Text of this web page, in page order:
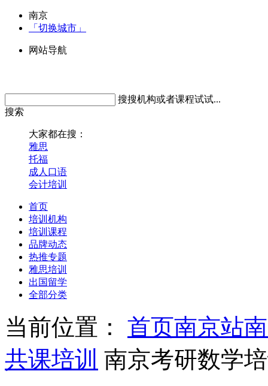
南京
「切换城市」
网站导航
搜搜机构或者课程试试...
搜索
大家都在搜：
雅思
托福
成人口语
会计培训
首页
培训机构
培训课程
品牌动态
热推专题
雅思培训
出国留学
全部分类
当前位置： 首页南京站
共课培训 南京考研数学